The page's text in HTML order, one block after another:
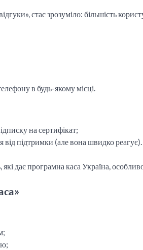
стає зрозуміло: більшість
в будь-якому місці.
на сертифікат;
від підтримки (але вона швидко реагує).
які дає програмна каса Україна,